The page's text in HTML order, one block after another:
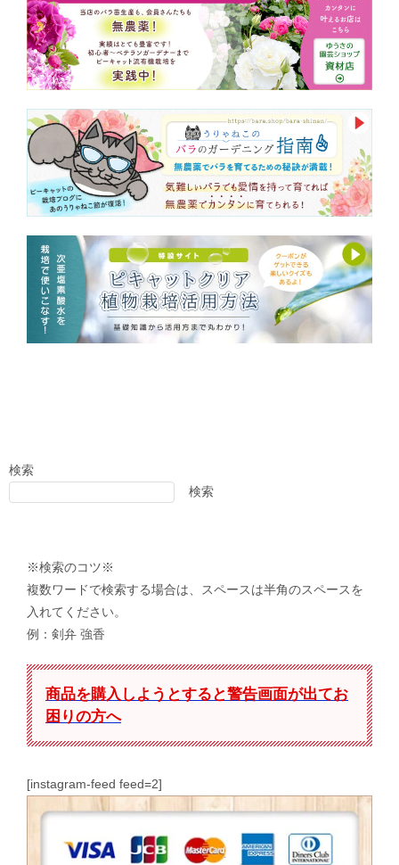
検索
検索
※検索のコツ※
複数ワードで検索する場合は、スペースは半角のスペースを
入れてください。
例：剣弁 強香
商品を購入しようとすると警告画面が出てお
困りの方へ
[instagram-feed feed=2]